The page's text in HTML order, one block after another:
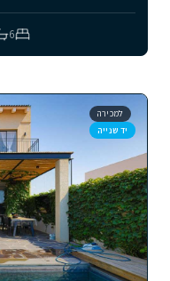
6
למכירה
יד שנייה